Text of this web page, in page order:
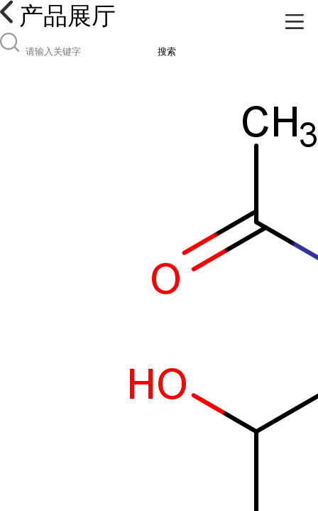
产品展厅
搜索